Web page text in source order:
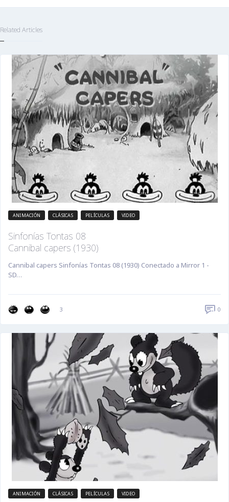
Related Articles
ANIMACIÓN CLÁSICAS PELÍCULAS VIDEO
Sinfonías Tontas 08
Cannibal capers (1930)
Cannibal capers Sinfonías Tontas 08 (1930) Conectado a Mirror 1 -
SD…
3 0
ANIMACIÓN CLÁSICAS PELÍCULAS VIDEO